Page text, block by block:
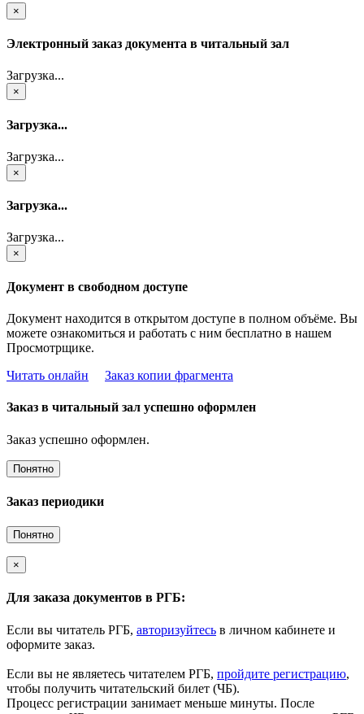
×
Электронный заказ документа в читальный зал
Загрузка...
×
Загрузка...
Загрузка...
×
Загрузка...
Загрузка...
×
Документ в свободном доступе
Документ находится в открытом доступе в полном объёме. Вы
можете ознакомиться и работать с ним бесплатно в нашем
Просмотрщике.
Читать онлайн
Заказ копии фрагмента
Заказ в читальный зал успешно оформлен
Заказ успешно оформлен.
Понятно
Заказ периодики
Понятно
×
Для заказа документов в РГБ:
Если вы читатель РГБ, авторизуйтесь в личном кабинете и
оформите заказ.
Если вы не являетесь читателем РГБ, пройдите регистрацию,
чтобы получить читательский билет (ЧБ).
Процесс регистрации занимает меньше минуты. После